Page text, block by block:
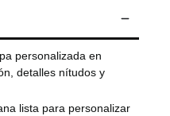
personalizada en
detalles nítudos y
lista para personalizar